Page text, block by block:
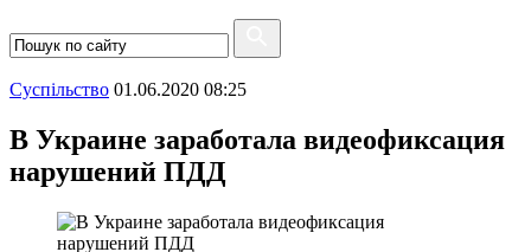
Суспiльство 01.06.2020 08:25
В Украине заработала видеофиксация
нарушений ПДД